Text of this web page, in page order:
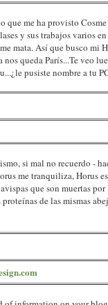
que me ha provisto
y sus trabajos varios
mata. Así que busco mi
queda París...Te veo
pusiste nombre a tu
si mal no recuerdo -
me tranquiliza, Horus
que son muertas
de las mismas